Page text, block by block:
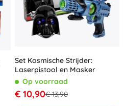
Set Kosmische Strijder:
Laserpistool en Masker
Op voorraad
€ 10,90€ 13,90